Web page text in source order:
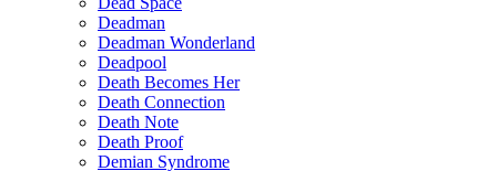
Deadman
Deadman Wonderland
Deadpool
Death Becomes Her
Death Connection
Death Note
Death Proof
Demian Syndrome